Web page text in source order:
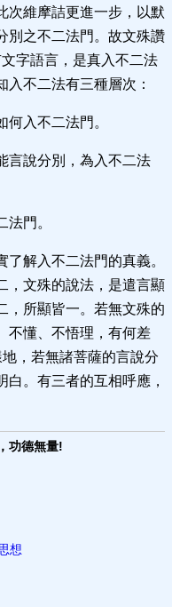
次維摩詰更進一步，以默
別之不二法門。故文殊讚
字語言，是真入不二法
入不二法有三種層次：
入不二法門。
言說分別，為入不二法
門。
解入不二法門的真義。
，文殊的說法，是遣言顯
，所顯皆一。若無文殊的
不懂、不悟理，有何差
，若無諸菩薩的言說分
。有三者的互相呼應，
功德無量!
想